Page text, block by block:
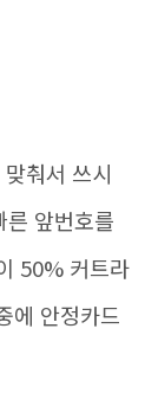
춰서 쓰시
앞번호를
50% 커트라
에 안정카드